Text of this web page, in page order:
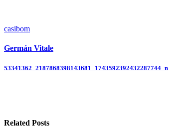
casibom
Germán Vitale
Navegación
53341362_2187868398143681_1743592392432287744_n
Related Posts